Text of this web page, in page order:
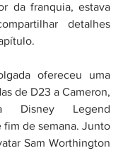
da franquia, estava
detalhes
ofereceu uma
de D23 a Cameron,
Legend
de semana. Junto
Sam Worthington